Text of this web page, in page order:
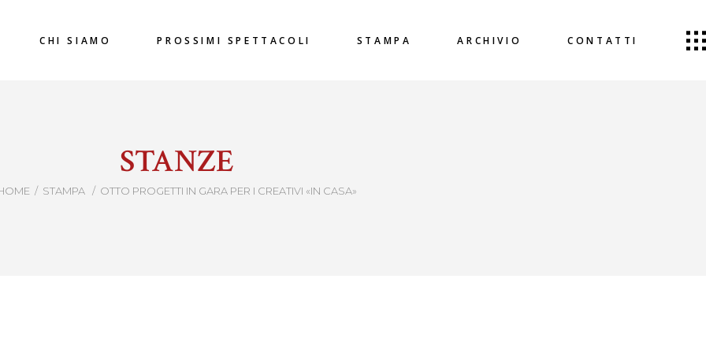
CHI SIAMO PROSSIMI SPETTACOLI STAMPA ARCHIVIO CONTATTI
STANZE
/ STAMPA / OTTO PROGETTI IN GARA PER I CREATIVI «IN CASA»